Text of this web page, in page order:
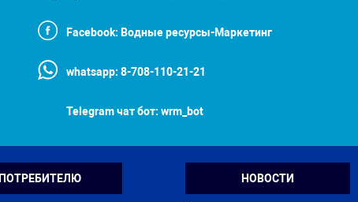
Facebook: Водные ресурсы-Маркетинг
whatsapp: 8-708-110-21-21
Telegram чат бот: wrm_bot
ПОТРЕБИТЕЛЮ НОВОСТИ